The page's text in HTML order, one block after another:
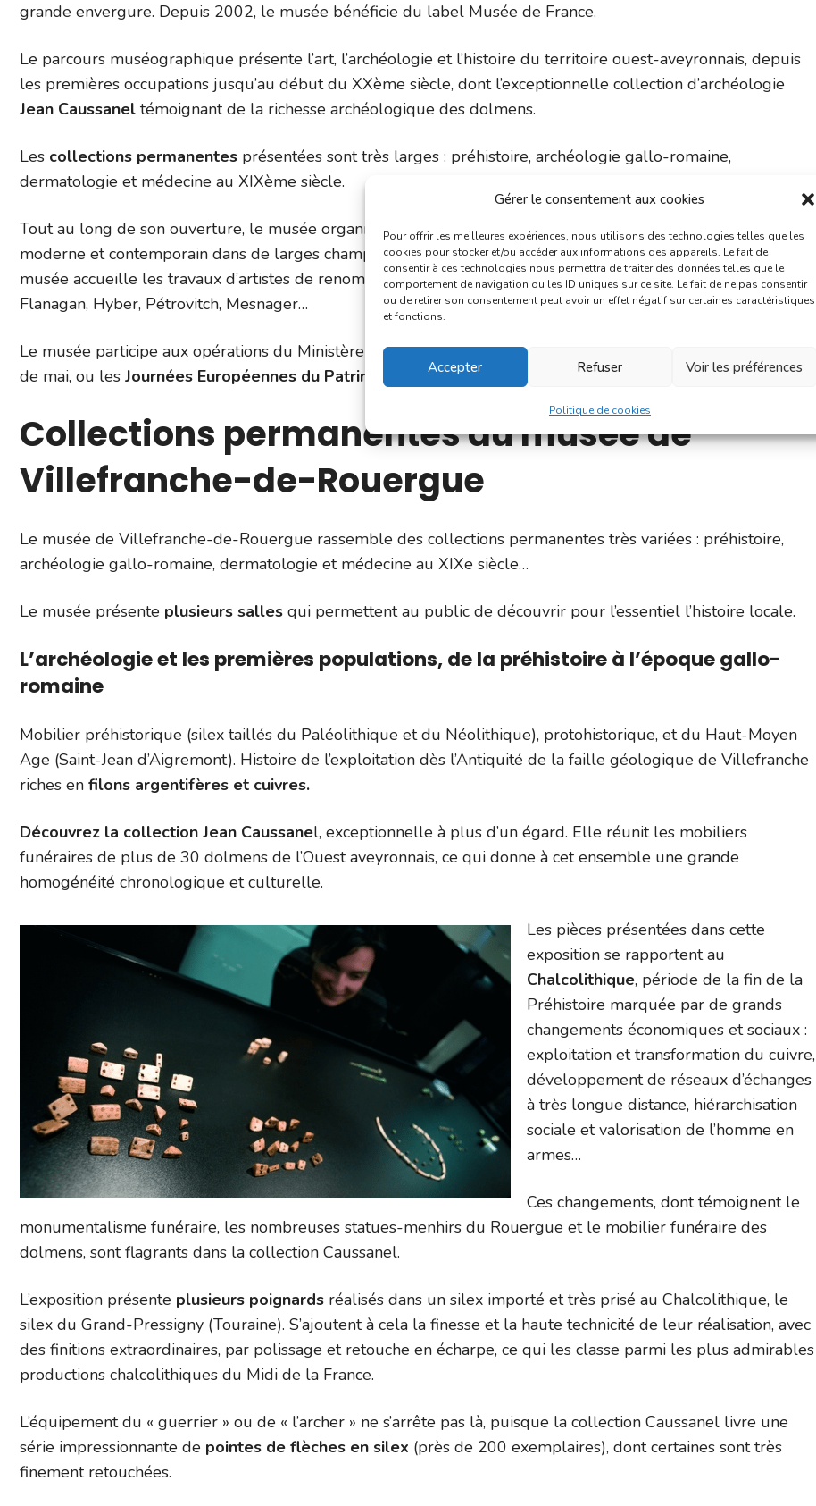
Gérer le consentement aux cookies
Pour offrir les meilleures expériences, nous utilisons des technologies telles que les
cookies pour stocker et/ou accéder aux informations des appareils. Le fait de
consentir à ces technologies nous permettra de traiter des données telles que le
comportement de navigation ou les ID uniques sur ce site. Le fait de ne pas consentir
ou de retirer son consentement peut avoir un effet négatif sur certaines caractéristiques
et fonctions.
Accepter Refuser Voir les préférences
Politique de cookies
grande envergure. Depuis 2002, le musée bénéficie du label Musée de France.
Le parcours muséographique présente l’art, l’archéologie et l’histoire du territoire ouest-aveyronnais, depuis
les premières occupations jusqu’au début du XXème siècle, dont l’exceptionnelle collection d’archéologie
Jean Caussanel témoignant de la richesse archéologique des dolmens.
Les collections permanentes présentées sont très larges : préhistoire, archéologie gallo-romaine,
dermatologie et médecine au XIXème siècle.
Tout au long de son ouverture, le musée organise des expositions thématiques temporaires d’histoire et d’art
moderne et contemporain dans de larges champs artistiques : peinture, céramique d’artiste, street art … Le
musée accueille les travaux d’artistes de renom
Picasso,Miró,Soulages, Dufy, Braque, Alechinsky, Artigas,
Flanagan, Hyber, Pétrovitch, Mesnager…
Le musée participe aux opérations du Ministère de la Culture telles que la
de mai, ou les Journées Européennes du Patrimoine , 3ème week-end de septembre.
Collections permanentes au musée de
Villefranche-de-Rouergue
Le musée de Villefranche-de-Rouergue rassemble des collections permanentes très variées : préhistoire,
archéologie gallo-romaine, dermatologie et médecine au XIXe siècle…
Le musée présente plusieurs salles qui permettent au public de découvrir pour l’essentiel l’histoire locale.
L’archéologie et les premières populations, de la préhistoire à l’époque gallo-
romaine
Mobilier préhistorique (silex taillés du Paléolithique et du Néolithique), protohistorique, et du Haut-Moyen
Age (Saint-Jean d’Aigremont). Histoire de l’exploitation dès l’Antiquité de la faille géologique de Villefranche
riches en filons argentifères et cuivres.
Découvrez la collection Jean Caussanel, exceptionnelle à plus d’un égard. Elle réunit les mobiliers
funéraires de plus de 30 dolmens de l’Ouest aveyronnais, ce qui donne à cet ensemble une grande
homogénéité chronologique et culturelle.
Les pièces présentées dans cette
exposition se rapportent au
Chalcolithique, période de la fin de la
Préhistoire marquée par de grands
changements économiques et sociaux :
exploitation et transformation du cuivre,
développement de réseaux d’échanges
à très longue distance, hiérarchisation
sociale et valorisation de l’homme en
armes…
Ces changements, dont témoignent le
monumentalisme funéraire, les nombreuses statues-menhirs du Rouergue et le mobilier funéraire des
dolmens, sont flagrants dans la collection Caussanel.
L’exposition présente plusieurs poignards réalisés dans un silex importé et très prisé au Chalcolithique, le
silex du Grand-Pressigny (Touraine). S’ajoutent à cela la finesse et la haute technicité de leur réalisation, avec
des finitions extraordinaires, par polissage et retouche en écharpe, ce qui les classe parmi les plus admirables
productions chalcolithiques du Midi de la France.
L’équipement du « guerrier » ou de « l’archer » ne s’arrête pas là, puisque la collection Caussanel livre une
série impressionnante de pointes de flèches en silex (près de 200 exemplaires), dont certaines sont très
finement retouchées.